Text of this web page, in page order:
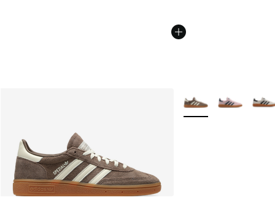
Plus de couleurs